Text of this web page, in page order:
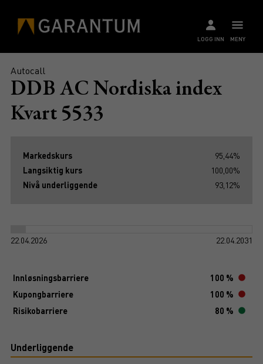
MENY
LOGG INN
Autocall
DDB AC Nordiska index
Kvart 5533
Markedskurs
95,44%
Langsiktig kurs
100,00%
Nivå underliggende
93,12%
22.04.2026 22.04.2031
Innløsningsbarriere
100 %
Kupongbarriere
100 %
Risikobarriere
80 %
Underliggende